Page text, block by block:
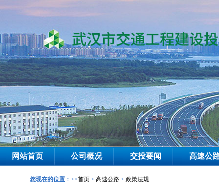
网站首页 公司概况 交投要闻 高速公
您现在的位置 ：>>首页 > 高速公路 > 政策法规